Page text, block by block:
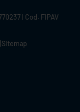
| Cod. FIPAV
Sitemap